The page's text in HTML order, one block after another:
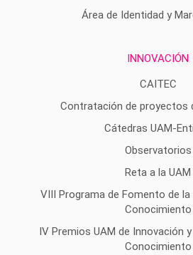
Área de Identidad y
INNOVACIÓN
CAITEC
Contratación de proyectos
Cátedras UAM-
Observatorios
Reta a la UAM
VIII Programa de Fomento de
Conocimiento
IV Premios UAM de Innovación
Conocimiento